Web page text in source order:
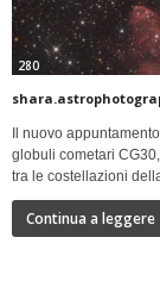
280
Il nuovo
globuli cometari
tra le costellazioni
Continua a leggere